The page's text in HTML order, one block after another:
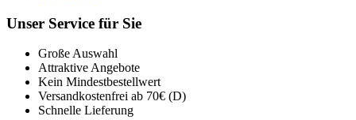
Unser Service für Sie
Große Auswahl
Attraktive Angebote
Kein Mindestbestellwert
Versandkostenfrei ab 70€ (D)
Schnelle Lieferung